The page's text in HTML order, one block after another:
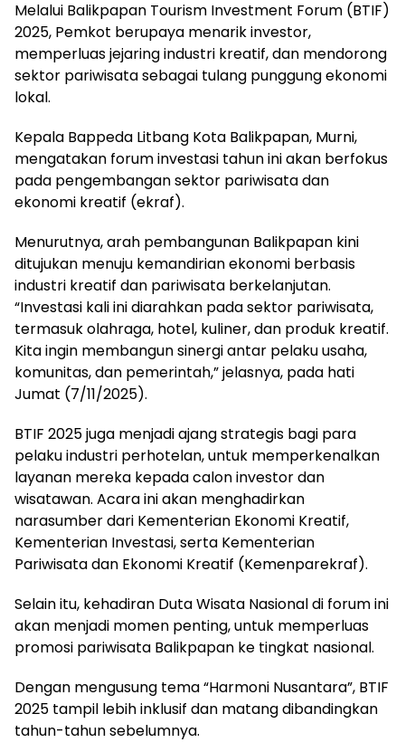
Melalui Balikpapan Tourism Investment Forum (BTIF)
2025, Pemkot berupaya menarik investor,
memperluas jejaring industri kreatif, dan mendorong
sektor pariwisata sebagai tulang punggung ekonomi
lokal.
Kepala Bappeda Litbang Kota Balikpapan, Murni,
mengatakan forum investasi tahun ini akan berfokus
pada pengembangan sektor pariwisata dan
ekonomi kreatif (ekraf).
Menurutnya, arah pembangunan Balikpapan kini
ditujukan menuju kemandirian ekonomi berbasis
industri kreatif dan pariwisata berkelanjutan.
“Investasi kali ini diarahkan pada sektor pariwisata,
termasuk olahraga, hotel, kuliner, dan produk kreatif.
Kita ingin membangun sinergi antar pelaku usaha,
komunitas, dan pemerintah,” jelasnya, pada hati
Jumat (7/11/2025).
BTIF 2025 juga menjadi ajang strategis bagi para
pelaku industri perhotelan, untuk memperkenalkan
layanan mereka kepada calon investor dan
wisatawan. Acara ini akan menghadirkan
narasumber dari Kementerian Ekonomi Kreatif,
Kementerian Investasi, serta Kementerian
Pariwisata dan Ekonomi Kreatif (Kemenparekraf).
Selain itu, kehadiran Duta Wisata Nasional di forum ini
akan menjadi momen penting, untuk memperluas
promosi pariwisata Balikpapan ke tingkat nasional.
Dengan mengusung tema “Harmoni Nusantara”, BTIF
2025 tampil lebih inklusif dan matang dibandingkan
tahun-tahun sebelumnya.